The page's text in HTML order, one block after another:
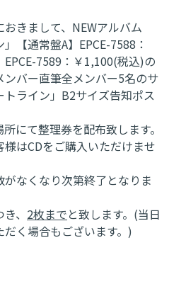
きまして、NEWアルバム
【通常盤A】EPCE-7588：
7589：￥1,100(税込)の
バー直筆全メンバー5名のサ
ライン」B2サイズ告知ポス
にて整理券を配布致します。
はCDをご購入いただけませ
なくなり次第終了となりま
、 2枚までと致します。(当日
く場合もございます。)